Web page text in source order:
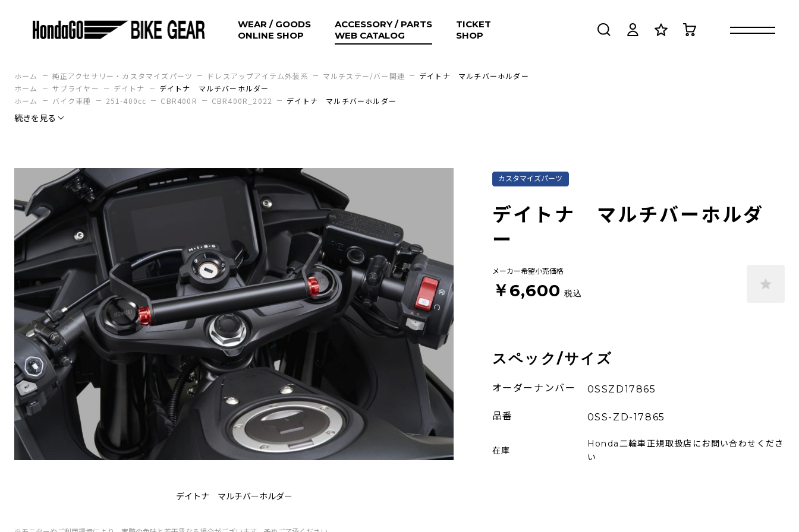
WEAR / GOODS
ONLINE SHOP
ACCESSORY / PARTS
WEB CATALOG
TICKET
SHOP
検索 ログイン お気に入り
ホーム 純正アクセサリー・カスタマイズパーツ ドレスアップアイテム外装系 マルチステー/バー関連
デイトナ マルチバーホルダー
ホーム
サプライヤー デイトナ
デイトナ マルチバーホルダー
ホーム
バイク車種 251-400cc CBR400R CBR400R_2022 デイトナ マルチバーホルダー
続きを見る
デイトナ マルチバーホルダー
カスタマイズパーツ
デイトナ マルチバーホルダ
ー
メーカー希望小売価格
￥6,600 税込
在庫
Honda二輪車正規取扱店にお問い合わせくださ
い
スペック/サイズ
オーダーナンバー 0SSZD17865
品番 0SS-ZD-17865